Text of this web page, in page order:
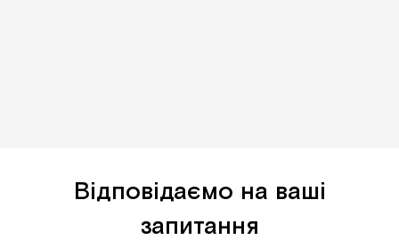
Відповідаємо на ваші
запитання